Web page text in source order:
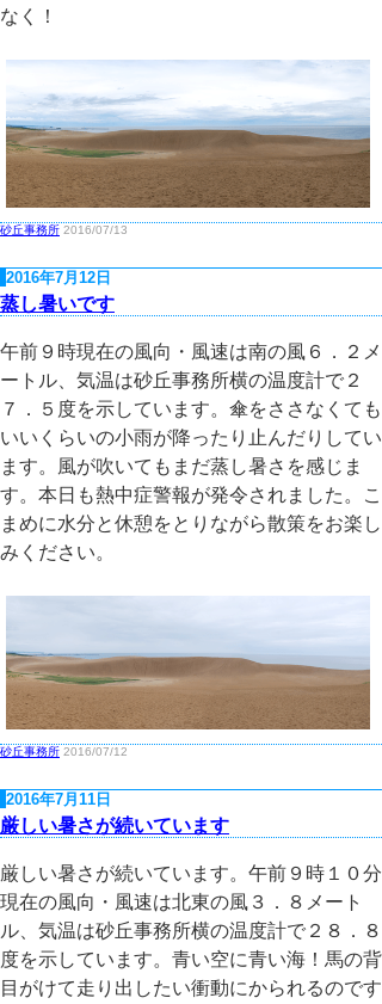
なく！
砂丘事務所 2016/07/13
2016年7月12日
蒸し暑いです
午前９時現在の風向・風速は南の風６．２メ
ートル、気温は砂丘事務所横の温度計で２
７．５度を示しています。傘をささなくても
いいくらいの小雨が降ったり止んだりしてい
ます。風が吹いてもまだ蒸し暑さを感じま
す。本日も熱中症警報が発令されました。こ
まめに水分と休憩をとりながら散策をお楽し
みください。
砂丘事務所 2016/07/12
2016年7月11日
厳しい暑さが続いています
厳しい暑さが続いています。午前９時１０分
現在の風向・風速は北東の風３．８メート
ル、気温は砂丘事務所横の温度計で２８．８
度を示しています。青い空に青い海！馬の背
目がけて走り出したい衝動にかられるのです